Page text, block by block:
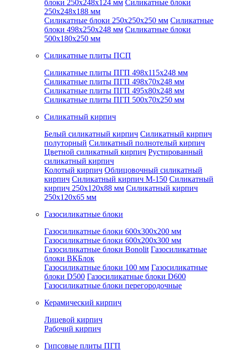
блоки 250x248x124 мм Силикатные блоки
250x248x188 мм
Силикатные блоки 250x250x250 мм Силикатные
блоки 498x250x248 мм Силикатные блоки
500x180x250 мм
Силикатные плиты ПСП
Силикатные плиты ПГП 498x115x248 мм
Силикатные плиты ПГП 498x70x248 мм
Силикатные плиты ПГП 495x80x248 мм
Силикатные плиты ПГП 500x70x250 мм
Силикатный кирпич
Белый силикатный кирпич Силикатный кирпич
полуторный Силикатный полнотелый кирпич
Цветной силикатный кирпич Рустированный
силикатный кирпич
Колотый кирпич Облицовочный силикатный
кирпич Силикатный кирпич М-150 Силикатный
кирпич 250x120x88 мм Силикатный кирпич
250x120x65 мм
Газосиликатные блоки
Газосиликатные блоки 600x300x200 мм
Газосиликатные блоки 600x200x300 мм
Газосиликатные блоки Bonolit Газосиликатные
блоки ВКБлок
Газосиликатные блоки 100 мм Газосиликатные
блоки D500 Газосиликатные блоки D600
Газосиликатные блоки перегородочные
Керамический кирпич
Лицевой кирпич
Рабочий кирпич
Гипсовые плиты ПГП